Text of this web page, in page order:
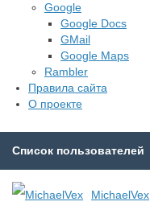
Google
Google Docs
GMail
Google Maps
Rambler
Правила сайта
О проекте
Список пользователей
MichaelVex